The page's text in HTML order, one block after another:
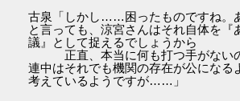
古泉「しかし……困ったものですね。
と言っても、涼宮さんはそれ自体を『
議』として捉えるでしょうから
正直、本当に何も打つ手がない
連中はそれでも機関の存在が公になる
考えているようですが……」